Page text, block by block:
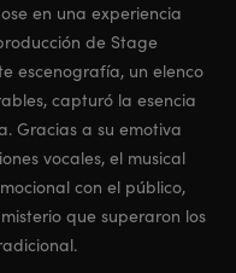
en una experiencia
de Stage
escenografía, un elenco
capturó la esencia
Gracias a su emotiva
vocales, el musical
con el público,
que superaron los